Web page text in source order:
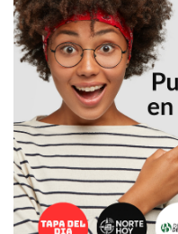
POR
WHATSAPP
TIENDA
ONLINE
GRATIS
EN
ARGENTINA:
CHANGUITO.COM.AR
VS
OTRAS